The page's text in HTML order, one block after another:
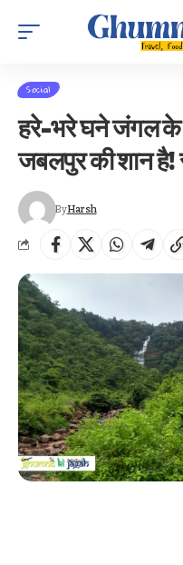
Social
हरे-भरे घने जंगल के
जबलपुर की शान
ByHarsh